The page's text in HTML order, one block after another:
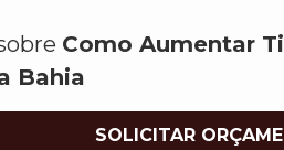
Como Aumentar
Bahia
SOLICITAR